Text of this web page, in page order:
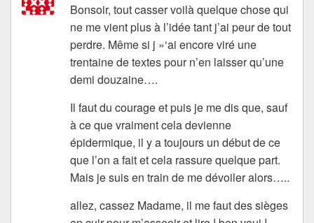
Bonsoir, tout casser voilà quelque chose qui
ne me vient plus à l’idée tant j’ai peur de tout
perdre. Même si j »‘ai encore viré une
trentaine de textes pour n’en laisser qu’une
demi douzaine….
Il faut du courage et puis je me dis que, sauf
à ce que vraiment cela devienne
épidermique, il y a toujours un début de ce
que l’on a fait et cela rassure quelque part.
Mais je suis en train de me dévoiler alors…..
allez, cassez Madame, il me faut des sièges